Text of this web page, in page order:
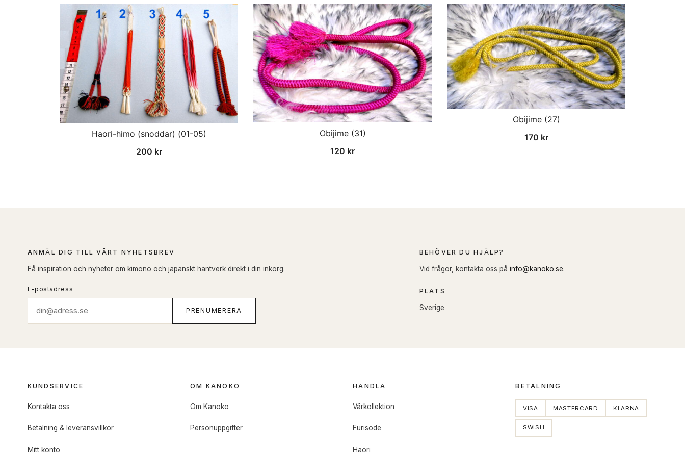
Haori-himo (snoddar) (01-05)
200 kr
Obijime (31)
120 kr
Obijime (27)
170 kr
ANMÄL DIG TILL VÅRT NYHETSBREV
Få inspiration och nyheter om kimono och japanskt hantverk direkt i din inkorg.
E-postadress
PRENUMERERA
BEHÖVER DU HJÄLP?
Vid frågor, kontakta oss på info@kanoko.se.
PLATS
Sverige
KUNDSERVICE
Kontakta oss
Betalning & leveransvillkor
Mitt konto
OM KANOKO
Om Kanoko
Personuppgifter
HANDLA
Vårkollektion
Furisode
Haori
BETALNING
VISA MASTERCARD KLARNA
SWISH